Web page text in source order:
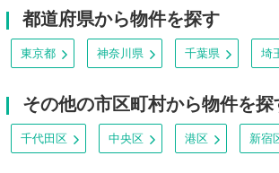
都道府県から物件を探す
東京都 神奈川県 千葉県 埼
その他の市区町村から物件を探
千代田区 中央区 港区 新宿